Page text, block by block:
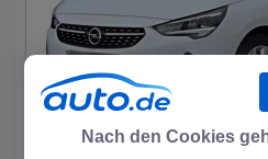
|19
Nach den Cookies